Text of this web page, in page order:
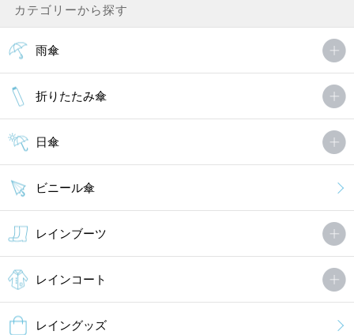
カテゴリーから探す
雨傘
折りたたみ傘
日傘
ビニール傘
レインブーツ
レインコート
レイングッズ